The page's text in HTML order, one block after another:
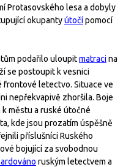
Protasovského lesa a dobyly
okupantyútočípomocí
podařilo uloupitmatracina
se postoupit k vesnici
frontové letectvo. Situace ve
nepřekvapivě zhoršila. Boje
městu a ruské útočné
kde jsou prozatím úspěšně
příslušníci Ruského
bojující za svobodnou
ruským letectvem a